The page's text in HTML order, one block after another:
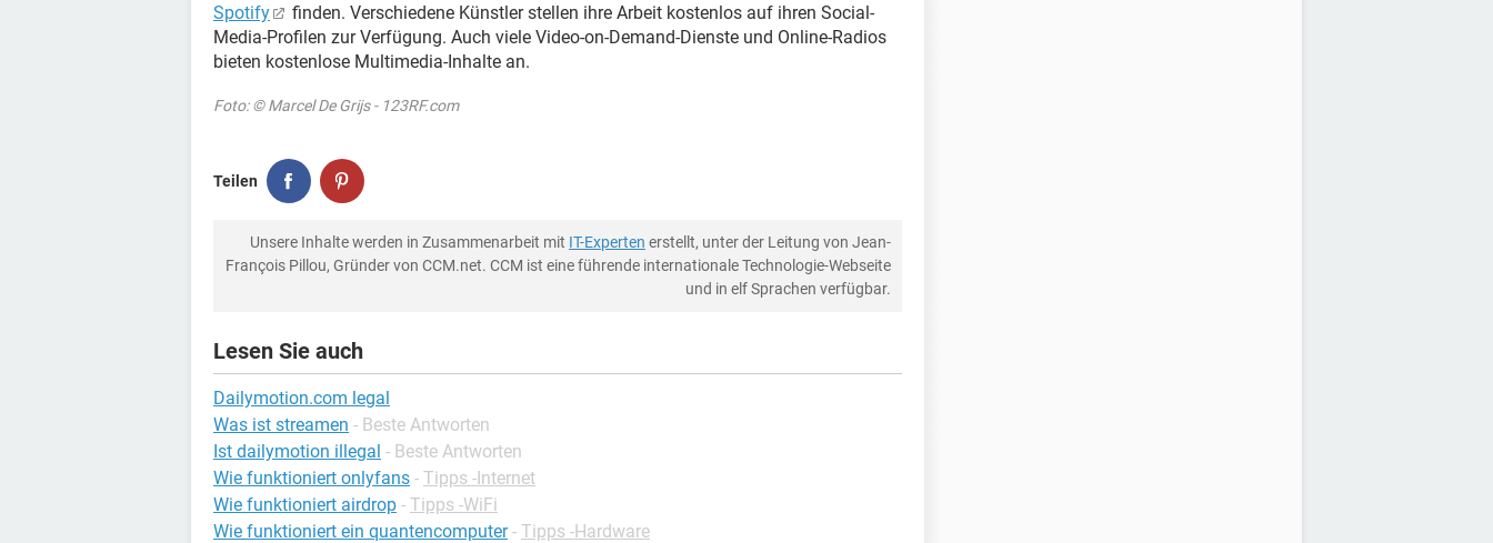
Spotify
finden. Verschiedene Künstler stellen ihre Arbeit kostenlos auf ihren Social-
Media-Profilen zur Verfügung. Auch viele Video-on-Demand-Dienste und Online-Radios
bieten kostenlose Multimedia-Inhalte an.
Foto: © Marcel De Grijs - 123RF.com
Teilen
Unsere Inhalte werden in Zusammenarbeit mit IT-Experten erstellt, unter der Leitung von Jean-
François Pillou, Gründer von CCM.net. CCM ist eine führende internationale Technologie-Webseite
und in elf Sprachen verfügbar.
Lesen Sie auch
Dailymotion.com legal
Was ist streamen - Beste Antworten
Ist dailymotion illegal - Beste Antworten
Wie funktioniert onlyfans - Tipps -Internet
Wie funktioniert airdrop - Tipps -WiFi
Wie funktioniert ein quantencomputer - Tipps -Hardware